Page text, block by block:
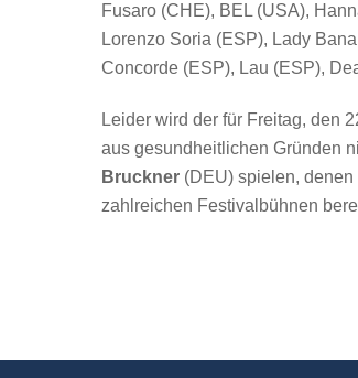
Fusaro (CHE), BEL (USA),
Lorenzo Soria (ESP), Lady
Concorde (ESP), Lau (ESP),
Leider wird der für Freitag, den
aus gesundheitlichen Gründen
Bruckner (DEU) spielen, denen
zahlreichen Festivalbühnen